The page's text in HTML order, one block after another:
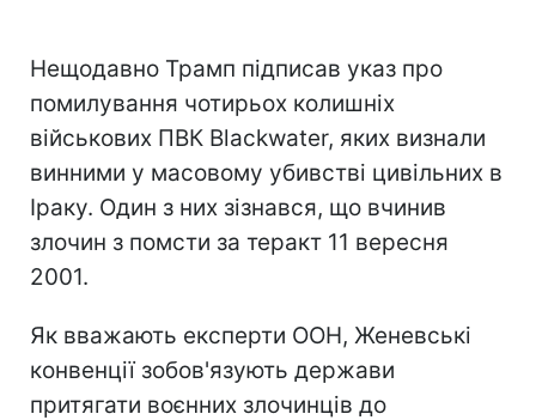
Нещодавно Трамп підписав указ про
помилування чотирьох колишніх
військових ПВК Blackwater, яких визнали
винними у масовому убивстві цивільних в
Іраку. Один з них зізнався, що вчинив
злочин з помсти за теракт 11 вересня
2001.
Як вважають експерти ООН, Женевські
конвенції зобов'язують держави
притягати воєнних злочинців до